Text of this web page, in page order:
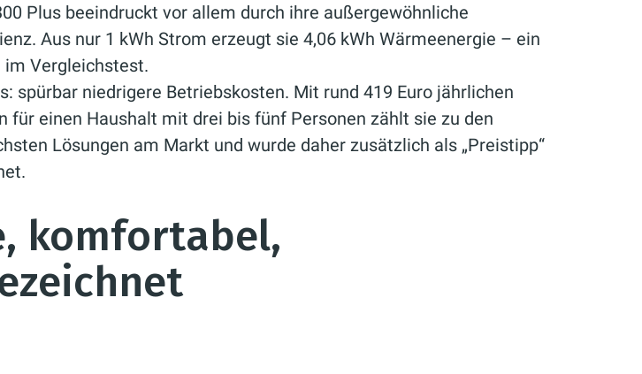
Plus beeindruckt vor allem durch ihre außergewöhnliche
Aus nur 1 kWh Strom erzeugt sie 4,06 kWh Wärmeenergie – ein
Vergleichstest.
spürbar niedrigere Betriebskosten. Mit rund 419 Euro jährlichen
für einen Haushalt mit drei bis fünf Personen zählt sie zu den
Lösungen am Markt und wurde daher zusätzlich als „Preistipp“
komfortabel,